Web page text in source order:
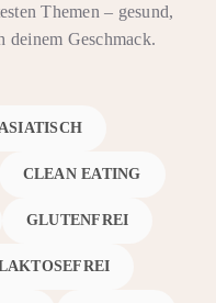
Themen – gesund,
deinem Geschmack.
ASIATISCH
CLEAN EATING
GLUTENFREI